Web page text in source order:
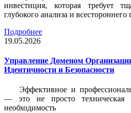
инвестиция, которая требует
глубокого анализа и всестороннего
Подробнее
19.05.2026
Управление Доменом
Идентичности и Безопасности
Эффективное и
— это не просто техническая
необходимость